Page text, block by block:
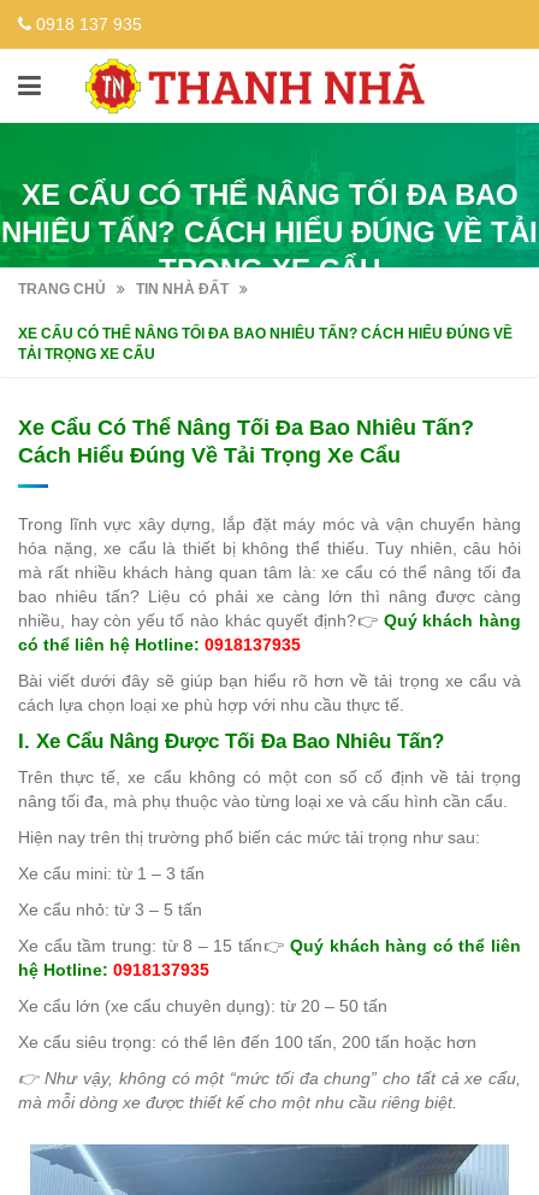
0918 137 935
XE CẨU CÓ THỂ NÂNG TỐI ĐA BAO
NHIÊU TẤN? CÁCH HIỂU ĐÚNG VỀ TẢI
TRỌNG XE CẨU
TRANG CHỦ TIN NHÀ ĐẤT
XE CẨU CÓ THỂ NÂNG TỐI ĐA BAO NHIÊU TẤN? CÁCH HIỂU ĐÚNG VỀ
TẢI TRỌNG XE CẨU
Xe Cẩu Có Thể Nâng Tối Đa Bao Nhiêu Tấn?
Cách Hiểu Đúng Về Tải Trọng Xe Cẩu
Trong lĩnh vực xây dựng, lắp đặt máy móc và vận chuyển hàng
hóa nặng, xe cẩu là thiết bị không thể thiếu. Tuy nhiên, câu hỏi
mà rất nhiều khách hàng quan tâm là: xe cẩu có thể nâng tối đa
bao nhiêu tấn? Liệu có phải xe càng lớn thì nâng được càng
nhiều, hay còn yếu tố nào khác quyết định?👉 Quý khách hàng
có thể liên hệ Hotline: 0918137935
Bài viết dưới đây sẽ giúp bạn hiểu rõ hơn về tải trọng xe cẩu và
cách lựa chọn loại xe phù hợp với nhu cầu thực tế.
I. Xe Cẩu Nâng Được Tối Đa Bao Nhiêu Tấn?
Trên thực tế, xe cẩu không có một con số cố định về tải trọng
nâng tối đa, mà phụ thuộc vào từng loại xe và cấu hình cần cẩu.
Hiện nay trên thị trường phổ biến các mức tải trọng như sau:
Xe cẩu mini: từ 1 – 3 tấn
Xe cẩu nhỏ: từ 3 – 5 tấn
Xe cẩu tầm trung: từ 8 – 15 tấn👉 Quý khách hàng có thể liên
hệ Hotline: 0918137935
Xe cẩu lớn (xe cẩu chuyên dụng): từ 20 – 50 tấn
Xe cẩu siêu trọng: có thể lên đến 100 tấn, 200 tấn hoặc hơn
👉 Như vậy, không có một “mức tối đa chung” cho tất cả xe cẩu,
mà mỗi dòng xe được thiết kế cho một nhu cầu riêng biệt.